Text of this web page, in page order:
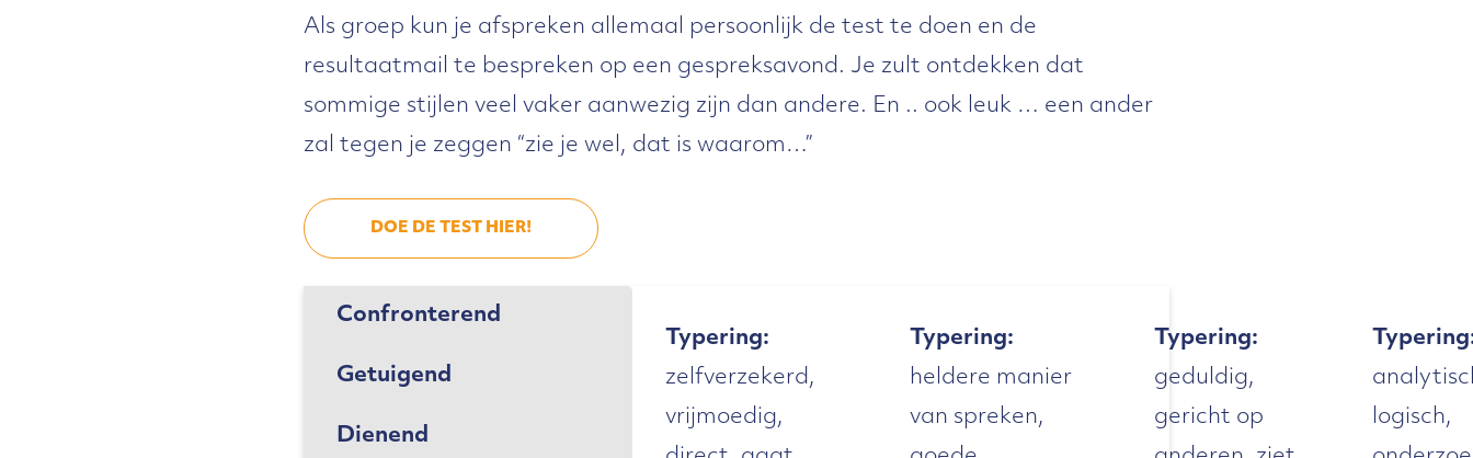
Als groep kun je afspreken allemaal persoonlijk de test te doen en de
resultaatmail te bespreken op een gespreksavond. Je zult ontdekken dat
sommige stijlen veel vaker aanwezig zijn dan andere. En .. ook leuk … een ander
zal tegen je zeggen “zie je wel, dat is waarom…”
DOE DE TEST HIER!
Confronterend
Getuigend
Dienend
Typering:
zelfverzekerd,
vrijmoedig,
Typering:
heldere manier
van spreken,
Typering:
geduldig,
gericht op
logisch,